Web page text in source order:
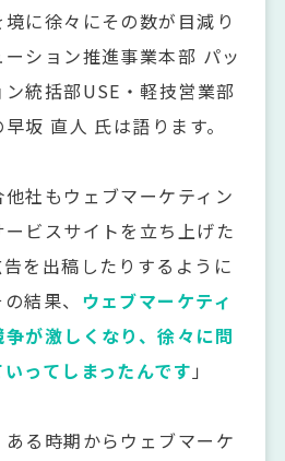
に徐々にその数が目減り
ション推進事業本部 パッ
統括部USE・軽技営業部
坂 直人 氏は語ります。
他社もウェブマーケティン
ビスサイトを立ち上げた
を出稿したりするように
結果、 ウェブマーケティ
が激しくなり、徐々に問
ってしまったんです 」
る時期からウェブマーケ